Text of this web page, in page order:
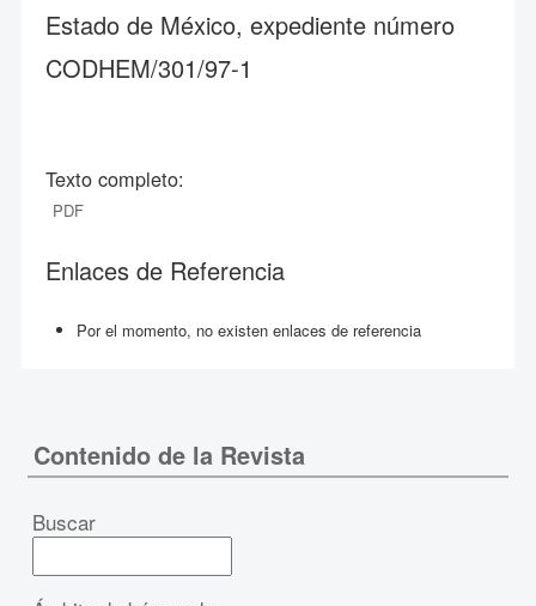
Estado de México, expediente número
CODHEM/301/97-1
Texto completo:
PDF
Enlaces de Referencia
Por el momento, no existen enlaces de referencia
Contenido de la Revista
Buscar